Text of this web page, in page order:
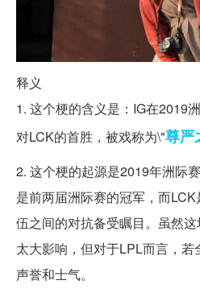
释义
1. 这个梗的含义是：IG在2019
对LCK的首胜，被戏称为\"尊严
2. 这个梗的起源是2019年洲际
是前两届洲际赛的冠军，而
伍之间的对抗备受瞩目。虽然
太大影响，但对于LPL而言，
声誉和士气。